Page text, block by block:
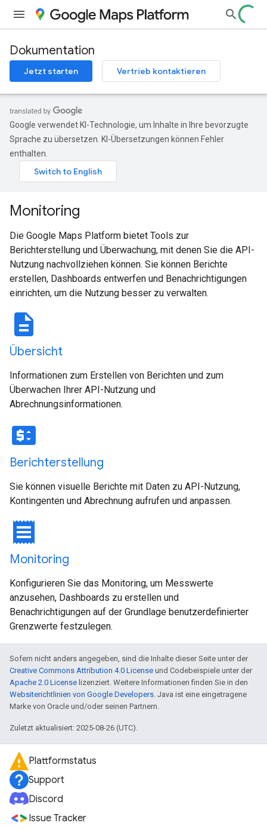
Dokumentation
Jetzt starten Vertrieb kontaktieren
Google verwendet KI-Technologie, um Inhalte in Ihre bevorzugte
Sprache zu übersetzen. KI-Übersetzungen können Fehler
enthalten.
Monitoring
Die Google Maps Platform bietet Tools zur
Berichterstellung und Überwachung, mit denen Sie die API-
Nutzung nachvollziehen können. Sie können Berichte
erstellen, Dashboards entwerfen und Benachrichtigungen
einrichten, um die Nutzung besser zu verwalten.
description
Übersicht
Informationen zum Erstellen von Berichten und zum
Überwachen Ihrer API-Nutzung und
Abrechnungsinformationen.
price_change
Berichterstellung
Sie können visuelle Berichte mit Daten zu API-Nutzung,
Kontingenten und Abrechnung aufrufen und anpassen.
receipt
Monitoring
Konfigurieren Sie das Monitoring, um Messwerte
anzusehen, Dashboards zu erstellen und
Benachrichtigungen auf der Grundlage benutzerdefinierter
Grenzwerte festzulegen.
Sofern nicht anders angegeben, sind die Inhalte dieser Seite unter der
Creative Commons Attribution 4.0 License und Codebeispiele unter der
Apache 2.0 License lizenziert. Weitere Informationen finden Sie in den
Websiterichtlinien von Google Developers. Java ist eine eingetragene
Marke von Oracle und/oder seinen Partnern.
Zuletzt aktualisiert: 2025-08-26 (UTC).
Plattformstatus
Support
Discord
Issue Tracker